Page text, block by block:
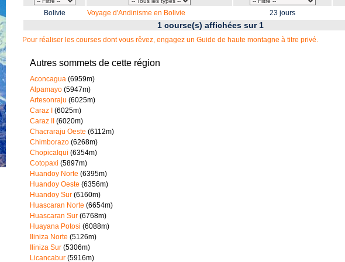
Bolivie Voyage d'Andinisme en Bolivie 23 jours
1 course(s) affichées sur 1
Pour réaliser les courses dont vous rêvez, engagez un Guide de haute montagne à titre privé.
Autres sommets de cette région
Aconcagua (6959m)
Alpamayo (5947m)
Artesonraju (6025m)
Caraz I
(6025m)
Caraz II
(6020m)
Chacraraju Oeste (6112m)
Chimborazo (6268m)
Chopicalqui (6354m)
Cotopaxi (5897m)
Huandoy Norte (6395m)
Huandoy Oeste (6356m)
Huandoy Sur (6160m)
Huascaran Norte (6654m)
Huascaran Sur (6768m)
Huayana Potosi (6088m)
Iliniza Norte (5126m)
Iliniza Sur (5306m)
Licancabur (5916m)